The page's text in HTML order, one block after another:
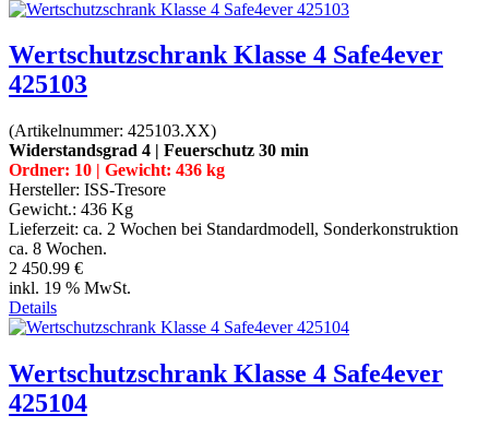
Wertschutzschrank Klasse 4 Safe4ever
425103
(Artikelnummer: 425103.XX)
Widerstandsgrad 4 | Feuerschutz 30 min
Ordner: 10 | Gewicht: 436 kg
Hersteller: ISS-Tresore
Gewicht.: 436 Kg
Lieferzeit: ca. 2 Wochen bei Standardmodell, Sonderkonstruktion
ca. 8 Wochen.
2 450.99 €
inkl. 19 % MwSt.
Details
Wertschutzschrank Klasse 4 Safe4ever
425104